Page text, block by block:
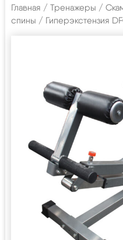
Главная / Тренажеры /
спины / Гиперэкстензия